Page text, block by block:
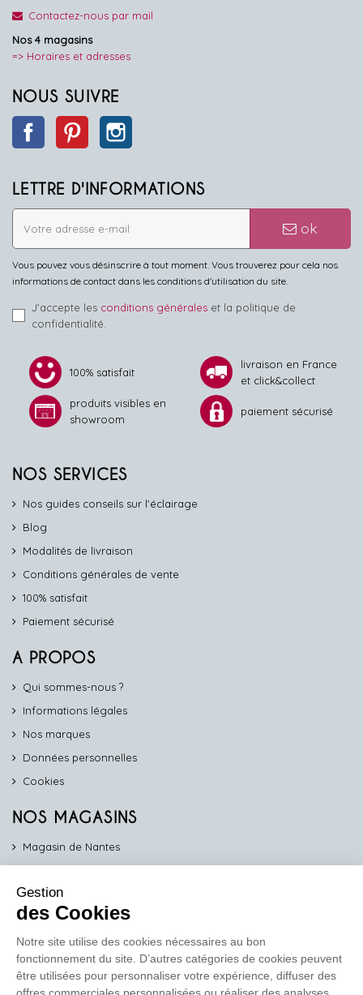
Contactez-nous par mail
Nos 4 magasins
=> Horaires et adresses
NOUS SUIVRE
Facebook Pinterest
LETTRE D'INFORMATIONS
ok
Vous pouvez vous désinscrire à tout moment. Vous trouverez pour cela nos
informations de contact dans les conditions d'utilisation du site.
J'accepte les conditions générales et la politique de
confidentialité.
100% satisfait
livraison en France
et click&collect
produits visibles en
showroom
paiement sécurisé
NOS SERVICES
Nos guides conseils sur l'éclairage
Blog
Modalités de livraison
Conditions générales de vente
100% satisfait
Paiement sécurisé
A PROPOS
Qui sommes-nous ?
Informations légales
Nos marques
Données personnelles
Cookies
NOS MAGASINS
Magasin de Nantes
Magasin de Vannes
Magasin d'Orléans
COMPTOIR PRO
Gestion
des Cookies
Notre site utilise des cookies nécessaires au bon
fonctionnement du site. D’autres catégories de cookies peuvent
être utilisées pour personnaliser votre expérience, diffuser des